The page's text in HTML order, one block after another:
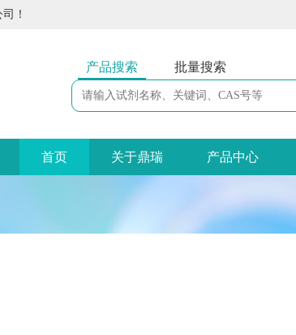
！
产品搜索 批量搜索
首页 关于鼎瑞 产品中心